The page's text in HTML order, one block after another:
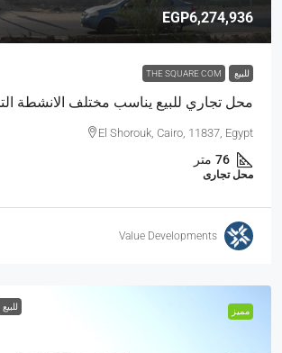
EGP6,274,936
للبيع THE SQUARE COM
محل تجاري للبيع يناسب مختلف الانشطة
El Shorouk, Cairo, 11837, Egypt
76 متر
محل تجارى
Value Developments
مميز للبيع